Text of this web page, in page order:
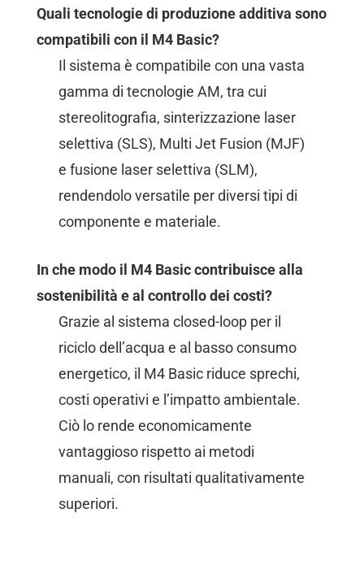
Quali tecnologie di produzione additiva sono
compatibili con il M4 Basic?
Il sistema è compatibile con una vasta
gamma di tecnologie AM, tra cui
stereolitografia, sinterizzazione laser
selettiva (SLS), Multi Jet Fusion (MJF)
e fusione laser selettiva (SLM),
rendendolo versatile per diversi tipi di
componente e materiale.
In che modo il M4 Basic contribuisce alla
sostenibilità e al controllo dei costi?
Grazie al sistema closed-loop per il
riciclo dell’acqua e al basso consumo
energetico, il M4 Basic riduce sprechi,
costi operativi e l’impatto ambientale.
Ciò lo rende economicamente
vantaggioso rispetto ai metodi
manuali, con risultati qualitativamente
superiori.